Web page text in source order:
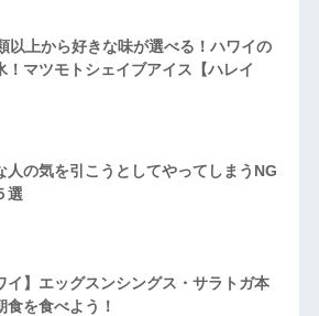
以上から好きな味が選べる！ハワイの
！マツモトシェイブアイス【ハレイ
人の気を引こうとしてやってしまうNG
選
イ】エッグスンシングス・サラトガ本
食を食べよう！